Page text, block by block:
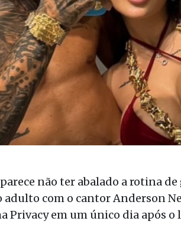
parece não ter abalado a rotina de
com o cantor Anderson
Privacy em um único dia após o